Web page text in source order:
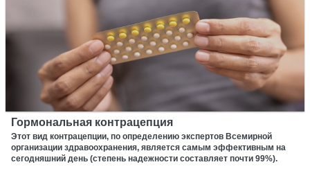
Гормональная контрацепция
Этот вид контрацепции, по определению экспертов Всемирной
организации здравоохранения, является самым эффективным на
сегодняшний день (степень надежности составляет почти 99%).